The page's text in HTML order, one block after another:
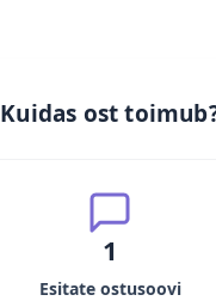
Kuidas ost
1
Esitate ostusoovi